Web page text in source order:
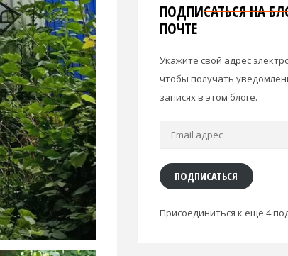
ПОДПИСАТЬСЯ НА
ПОЧТЕ
Укажите свой адрес
чтобы получать
записях в этом блоге.
ПОДПИСАТЬСЯ
Присоединиться к еще 4